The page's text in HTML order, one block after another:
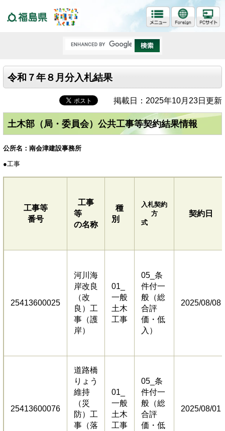
令和７年８月分入札結果
掲載日：2025年10月23日更新
土木部（局・委員会）公共工事等契約結果情報
公所名：南会津建設事務所
●工事
工事等
番号
工事
等
の名称
種
別
入札契約
方
式
契約日
25413600025
河川海
岸改良
（改
良）工
事（護
岸）
01_
一般
土木
工事
05_条
件付一
般（総
合評
価・低
入）
2025/08/08
25413600076
道路橋
りょう
維持
（災
防）工
事（落
01_
一般
土木
工事
05_条
件付一
般（総
合評
価・低
2025/08/01